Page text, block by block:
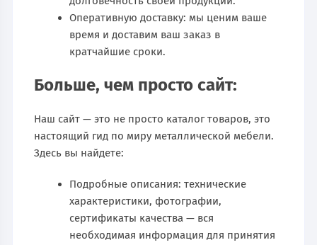
Оперативную доставку: мы ценим ваше
время и доставим ваш заказ в
кратчайшие сроки.
Больше, чем просто сайт:
Наш сайт — это не просто каталог товаров, это
настоящий гид по миру металлической мебели.
Здесь вы найдете:
Подробные описания: технические
характеристики, фотографии,
сертификаты качества — вся
необходимая информация для принятия